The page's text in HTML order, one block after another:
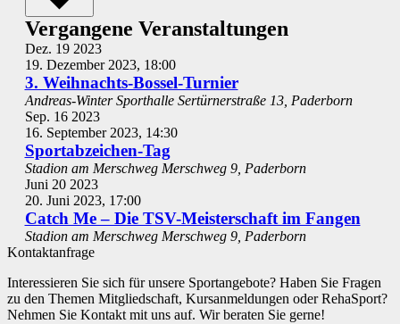
Vergangene Veranstaltungen
Dez. 19 2023
19. Dezember 2023, 18:00
3. Weihnachts-Bossel-Turnier
Andreas-Winter Sporthalle Sertürnerstraße 13, Paderborn
Sep. 16 2023
16. September 2023, 14:30
Sportabzeichen-Tag
Stadion am Merschweg Merschweg 9, Paderborn
Juni 20 2023
20. Juni 2023, 17:00
Catch Me – Die TSV-Meisterschaft im Fangen
Stadion am Merschweg Merschweg 9, Paderborn
Kontaktanfrage
Interessieren Sie sich für unsere Sportangebote? Haben Sie Fragen
zu den Themen Mitgliedschaft, Kursanmeldungen oder RehaSport?
Nehmen Sie Kontakt mit uns auf. Wir beraten Sie gerne!